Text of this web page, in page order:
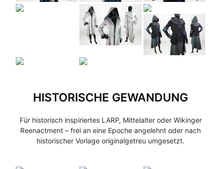
HISTORISCHE GEWANDUNG
Für historisch inspiriertes LARP, Mittelalter oder Wikinger
Reenactment – frei an eine Epoche angelehnt oder nach
historischer Vorlage originalgetreu umgesetzt.